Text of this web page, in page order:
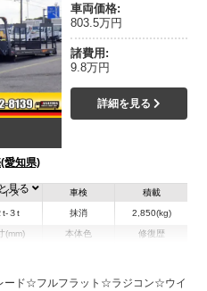
愛知県)
車両価格:
803.5万円
諸費用:
9.8万円
詳細を見る
イズ
t-３t
車検
抹消
積載
2,850(kg)
(mm) 本体色 修復歴
見る
ード☆フルフラット☆ラジコン☆ウイ